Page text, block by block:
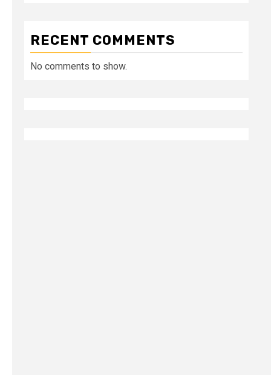
RECENT COMMENTS
No comments to show.